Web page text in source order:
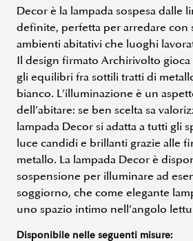
Decor è la lampada sospesa dalle
definite, perfetta per arredare con
ambienti abitativi che luoghi
Il design firmato Archirivolto
gli equilibri fra sottili tratti di
bianco. L’illuminazione è un
dell’abitare: se ben scelta sa
lampada Decor si adatta a tutti gli
luce candidi e brillanti grazie alle
metallo. La lampada Decor è
sospensione per illuminare ad
soggiorno, che come elegante
uno spazio intimo nell’angolo
Disponibile nelle seguenti misure: